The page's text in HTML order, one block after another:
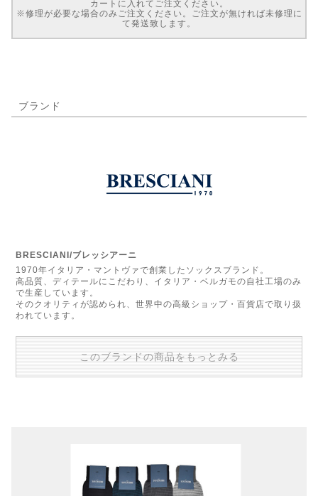
カートに入れてご注文ください。
※修理が必要な場合のみご注文ください。ご注文が無ければ未修理に
て発送致します。
ブランド
BRESCIANI/ブレッシアーニ
1970年イタリア・マントヴァで創業したソックスブランド。
高品質、ディテールにこだわり、イタリア・ベルガモの自社工場のみ
で生産しています。
そのクオリティが認められ、世界中の高級ショップ・百貨店で取り扱
われています。
このブランドの商品をもっとみる